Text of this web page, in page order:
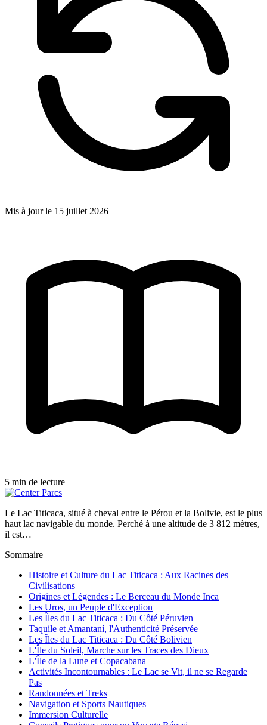
Mis à jour le 15 juillet 2026
5 min de lecture
Le Lac Titicaca, situé à cheval entre le Pérou et la Bolivie, est le plus
haut lac navigable du monde. Perché à une altitude de 3 812 mètres,
il est…
Sommaire
Histoire et Culture du Lac Titicaca : Aux Racines des
Civilisations
Origines et Légendes : Le Berceau du Monde Inca
Les Uros, un Peuple d'Exception
Les Îles du Lac Titicaca : Du Côté Péruvien
Taquile et Amantaní, l'Authenticité Préservée
Les Îles du Lac Titicaca : Du Côté Bolivien
L'Île du Soleil, Marche sur les Traces des Dieux
L'Île de la Lune et Copacabana
Activités Incontournables : Le Lac se Vit, il ne se Regarde
Pas
Randonnées et Treks
Navigation et Sports Nautiques
Immersion Culturelle